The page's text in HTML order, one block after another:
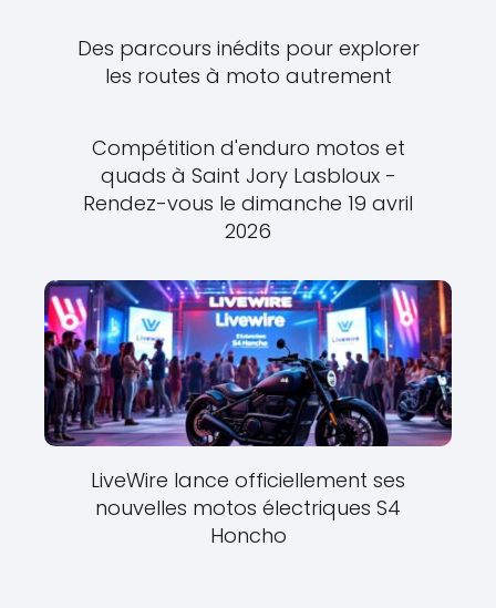
Des parcours inédits pour explorer
les routes à moto autrement
Compétition d'enduro motos et
quads à Saint Jory Lasbloux -
Rendez-vous le dimanche 19 avril
2026
LiveWire lance officiellement ses
nouvelles motos électriques S4
Honcho